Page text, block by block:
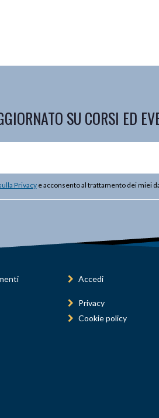
SU CORSI ED
Privacye acconsento al trattamento dei miei
Accedi
Privacy
Cookie policy